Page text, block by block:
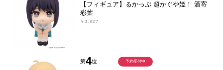
【フィギュア】るかっぷ 超かぐや姫！ 酒寄
彩葉
￥3,927
第4位 予約受付中